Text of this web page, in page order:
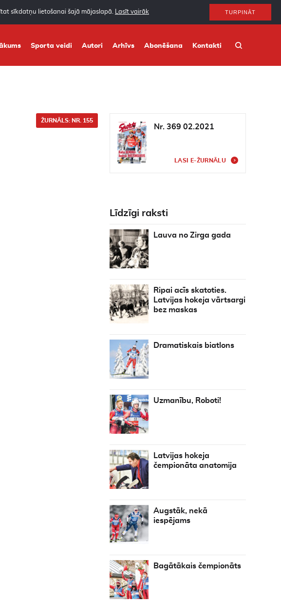
sīkdatņu lietošanai šajā mājaslapā. Lasīt vairāk TURPINĀT
Sporta veidi Autori Arhīvs Abonēšana Kontakti
ŽURNĀLS: NR. 155
Nr. 369 02.2021
LASI E-ŽURNĀLU
Līdzīgi raksti
Lauva no Zirga gada
Ripai acīs skatoties.
Latvijas hokeja vārtsargi
bez maskas
Dramatiskais biatlons
Uzmanību, Roboti!
Latvijas hokeja
čempionāta anatomija
Augstāk, nekā
iespējams
Bagātākais čempionāts